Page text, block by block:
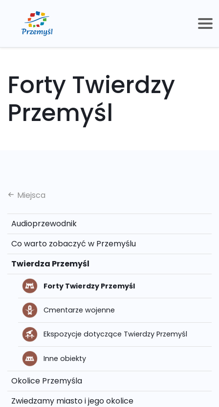
Forty Twierdzy
Przemyśl
Miejsca
Audioprzewodnik
Co warto zobaczyć w Przemyślu
Twierdza Przemyśl
Forty Twierdzy Przemyśl
Cmentarze wojenne
Ekspozycje dotyczące Twierdzy Przemyśl
Inne obiekty
Okolice Przemyśla
Zwiedzamy miasto i jego okolice